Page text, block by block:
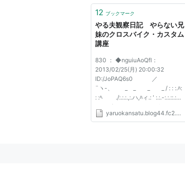
12 ブックマーク
やる夫観察日記 やらない兄
妹のクロスバイク・カスタム
講座
830 ： ◆nguiuAoQfI：
2013/02/25(月) 20:00:32
ID:/JoPAQ6s0 ／
¨ヽ-、 _ _ _ _ / : : :.ﾊ:
: :ﾍ ./:.:.:.,:.ハ,ﾊィ.: ' :.:.-:.:.::.:
ﾐ､:..｀`ヽ く、_: : : :ヽ .../￣ : :
:ヽ:.:/`-: : : : :.／ ヾ:.r´`ヽ:.:.:.ヽ、 :
yaruokansatu.blog44.fc2.com